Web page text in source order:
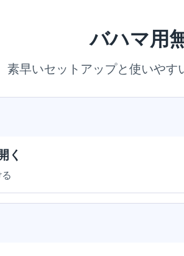
バハマ用
素早いセットアップと使いや
く